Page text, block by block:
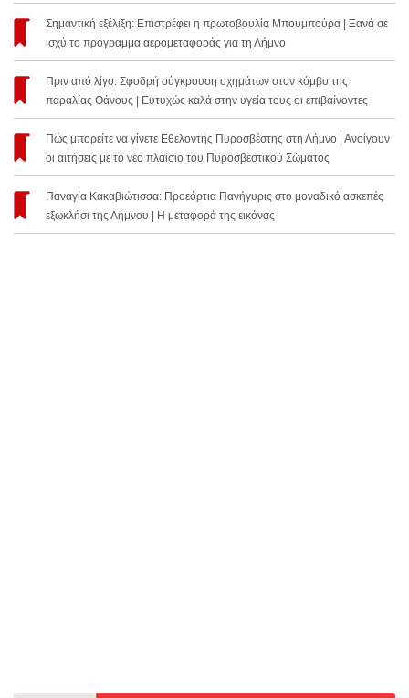
Σημαντική εξέλιξη: Επιστρέφει η πρωτοβουλία Μπουμπούρα | Ξανά σε
ισχύ το πρόγραμμα αερομεταφοράς για τη Λήμνο
Πριν από λίγο: Σφοδρή σύγκρουση οχημάτων στον κόμβο της
παραλίας Θάνους | Ευτυχώς καλά στην υγεία τους οι επιβαίνοντες
Πώς μπορείτε να γίνετε Εθελοντής Πυροσβέστης στη Λήμνο | Ανοίγουν
οι αιτήσεις με το νέο πλαίσιο του Πυροσβεστικού Σώματος
Παναγία Κακαβιώτισσα: Προεόρτια Πανήγυρις στο μοναδικό ασκεπές
εξωκλήσι της Λήμνου | Η μεταφορά της εικόνας